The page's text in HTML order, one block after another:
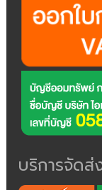
บริการจัดส่